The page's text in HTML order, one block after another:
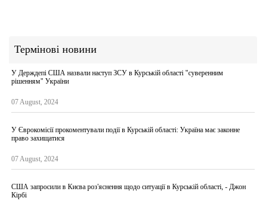
Термінові новини
У Держдепі США назвали наступ ЗСУ в Курській області "суверенним
рішенням" України
07 August, 2024
У Єврокомісії прокоментували події в Курській області: Україна має законне
право захищатися
07 August, 2024
США запросили в Києва роз'яснення щодо ситуації в Курській області, - Джон
Кірбі